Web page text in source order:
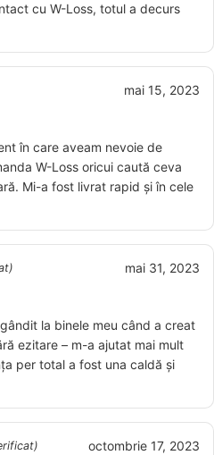
cu W-Loss, totul a decurs
mai 15, 2023
în care aveam nevoie de
W-Loss oricui caută ceva
Mi-a fost livrat rapid și în cele
mai 31, 2023
la binele meu când a creat
ezitare – m-a ajutat mai mult
per total a fost una caldă și
octombrie 17, 2023